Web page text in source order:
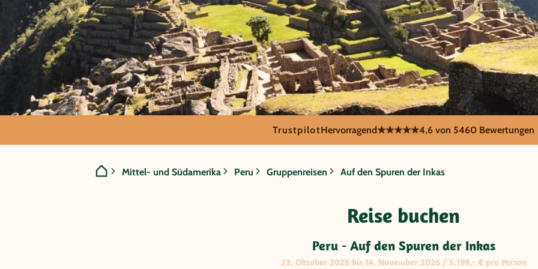
GRUPPENREISE:
Peru - Auf den
TrustpilotHervorragend★★★★★4,6 von 5460 Bewertungen
Mittel- und Südamerika Peru Gruppenreisen Auf den Spuren der Inkas
Reise buchen
Peru - Auf den Spuren der Inkas
23. Oktober 2026 bis 14. November 2026 / 5.199,- € pro Person